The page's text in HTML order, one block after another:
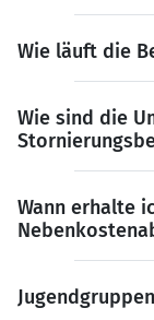
Wie läuft die
Wie sind die
Wann erhalte